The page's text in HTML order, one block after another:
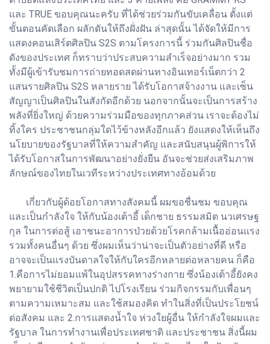
และ TRUE ขอบคุณนะครับ ที่ได้ช่วยร่วมกันขับเคลื่อน ตั้งแต่
ขั้นตอนคัดเลือก ผลักดันให้ถึงฝั่งฝัน ล่าสุดนั้น ได้จัดให้มีการ
แสดงคอนเสิร์ตศิลปิน S2S ตามโครงการนี้ ร่วมกันศิลปินชื่อ
ดังของประเทศ ก็ทราบว่าประสบความสำเร็จอย่างมาก รวม
ทั้งมีผู้เข้ารับชมการถ่ายทอดสดผ่านทางอินเทอร์เน็ตกว่า 2
แสนรายศิลปิน S2S หลายราย ได้รับโอกาสจ้างงาน และเซ็น
สัญญาเป็นศิลปินในสังกัดอีกด้วย นอกจากนั้นจะเป็นการสร้าง
พลังที่ยิ่งใหญ่ ด้วยความร่วมมือของทุกภาคส่วน เราจะต้องไม่
ทิ้งใคร ประชาชนกลุ่มใดไว้ข้างหลังอีกแล้ว ยังแสดงให้เห็นถึง
นโยบายของรัฐบาลที่ให้ความสำคัญ และสนับสนุนผู้พิการให้
ได้รับโอกาสในการพัฒนาอย่างยั่งยืน อันจะช่วยส่งเสริมภาพ
ลักษณ์ของไทยในเวทีระหว่างประเทศทางอ้อมด้วย
เกี่ยวกับผู้ด้อยโอกาสทางสังคมนี้ ผมขอชื่นชม ขอบคุณ
และเป็นกำลังใจ ให้กับน้องเต้าอี้ เด็กชาย ธรรมสมิต นวเศรษฐ
กุล ในการต่อสู้ เอาชนะอาการป่วยด้วยโรคกล้ามเนื้ออ่อนแรง
รวมทั้งคนอื่นๆ ด้วย ซึ่งผมเห็นว่าน่าจะเป็นตัวอย่างที่ดี หรือ
อาจจะเป็นแรงบันดาลใจให้กับใครอีกหลายต่อหลายคน ก็คือ
1.คือการไม่ยอมแพ้ในอุปสรรคทางร่างกาย ซึ่งน้องเต้าอี้ยังคง
พยายามใช้ชีวิตเป็นปกติ ไปโรงเรียน ร่วมกิจกรรมกับเพื่อนๆ
ตามความเหมาะสม และใช้สมองคิด ทำในสิ่งที่เป็นประโยชน์
ต่อสังคม และ 2.การแสดงน้ำใจ ห่วงใยผู้อื่น ให้กำลังใจผมและ
รัฐบาล ในการทำงานเพื่อประเทศชาติ และประชาชน สิ่งนี้ผม